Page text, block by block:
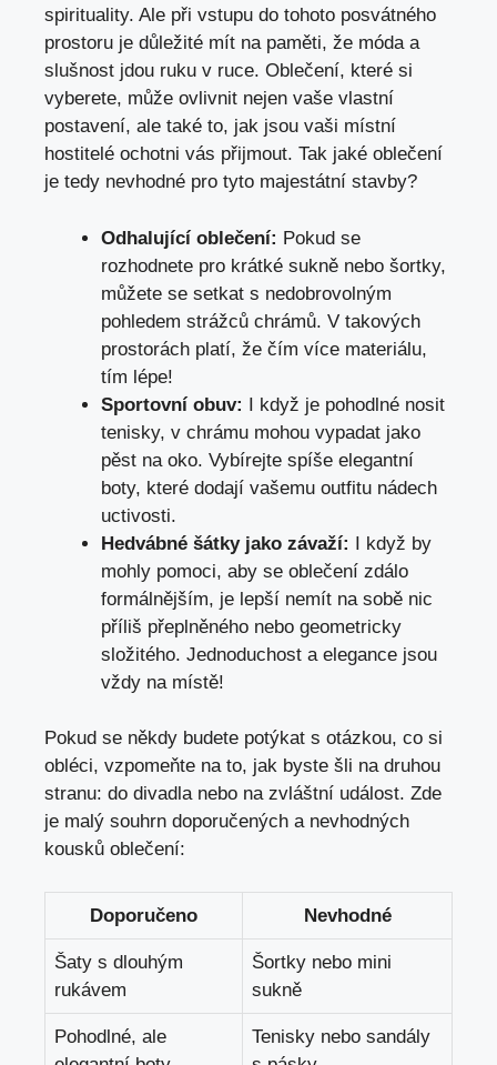
spirituality. Ale při vstupu do tohoto posvátného
prostoru je důležité mít na paměti, že móda a
slušnost jdou ruku v ruce. Oblečení, které si
vyberete, může ovlivnit nejen vaše vlastní
postavení, ale také to, jak jsou vaši místní
hostitelé ochotni vás přijmout. Tak jaké oblečení
je tedy nevhodné pro tyto majestátní stavby?
Odhalující oblečení: Pokud se
rozhodnete pro krátké sukně nebo šortky,
můžete se setkat s nedobrovolným
pohledem strážců chrámů. V takových
prostorách platí, že čím více materiálu,
tím lépe!
Sportovní obuv: I když je pohodlné nosit
tenisky, v chrámu mohou vypadat jako
pěst na oko. Vybírejte spíše elegantní
boty, které dodají vašemu outfitu nádech
uctivosti.
Hedvábné šátky jako závaží: I když by
mohly pomoci, aby se oblečení zdálo
formálnějším, je lepší nemít na sobě nic
příliš přeplněného nebo geometricky
složitého. Jednoduchost a elegance jsou
vždy na místě!
Pokud se někdy budete potýkat s otázkou, co si
obléci, vzpomeňte na to, jak byste šli na druhou
stranu: do divadla nebo na zvláštní událost. Zde
je malý souhrn doporučených a nevhodných
kousků oblečení:
Doporučeno Nevhodné
Šaty s dlouhým
rukávem
Šortky nebo mini
sukně
Pohodlné, ale
Tenisky nebo sandály